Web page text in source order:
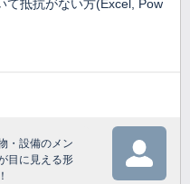
て抵抗がない方(Excel, Pow
・設備のメン
目に見える形